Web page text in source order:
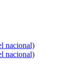
nacional)
nacional)